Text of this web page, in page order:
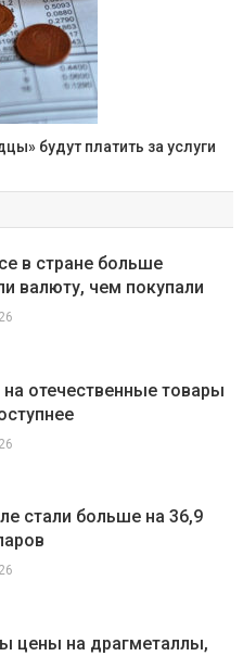
будут платить за услуги
в стране больше
валюту, чем покупали
отечественные товары
стали больше на 36,9
цены на драгметаллы,